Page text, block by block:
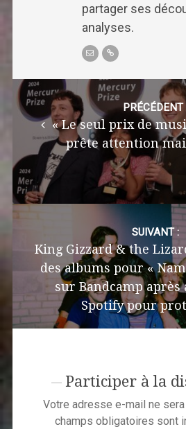
partager ses
analyses.
Post
navigation
PRÉCÉDENT
« Le seul prix de
prête attention
SUIVANT :
King Gizzard & the
des albums pour «
sur Bandcamp
Spotify pour
Participer à la
Votre adresse e-mail ne
champs obligatoires sont